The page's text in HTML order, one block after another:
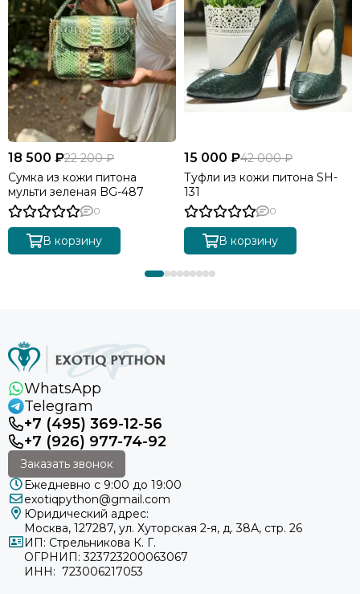
18 500 ₽22 200 ₽
Сумка из кожи питона
мульти зеленая BG-487
0
В корзину
15 000 ₽42 000 ₽
Туфли из кожи питона SH-
131
0
В корзину
WhatsApp
Telegram
+7 (495) 369-12-56
+7 (926) 977-74-92
Заказать звонок
Ежедневно с 9:00 до 19:00
exotiqpython@gmail.com
Юридический адрес:
Москва, 127287, ул. Хуторская 2-я, д. 38А, стр. 26
ИП: Стрельникова К. Г.
ОГРНИП: 323723200063067
ИНН: 723006217053